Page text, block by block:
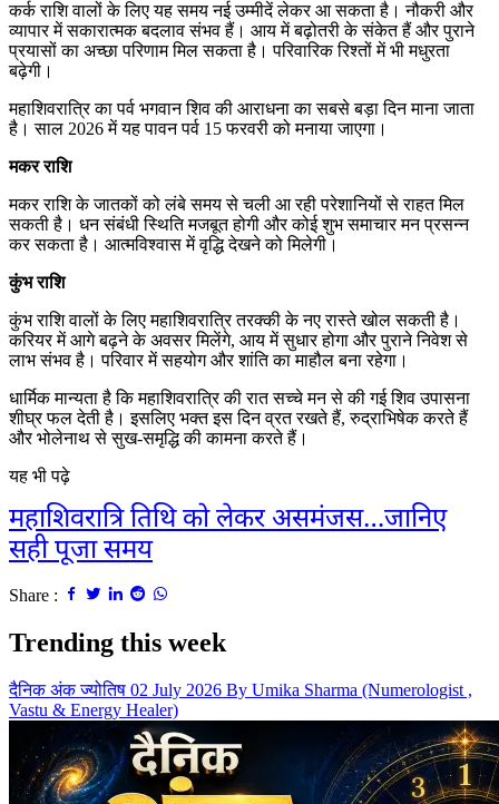
कर्क राशि वालों के लिए यह समय नई उम्मीदें लेकर आ सकता है। नौकरी और
व्यापार में सकारात्मक बदलाव संभव हैं। आय में बढ़ोतरी के संकेत हैं और पुराने
प्रयासों का अच्छा परिणाम मिल सकता है। परिवारिक रिश्तों में भी मधुरता
बढ़ेगी।
महाशिवरात्रि का पर्व भगवान शिव की आराधना का सबसे बड़ा दिन माना जाता
है। साल 2026 में यह पावन पर्व 15 फरवरी को मनाया जाएगा।
मकर राशि
मकर राशि के जातकों को लंबे समय से चली आ रही परेशानियों से राहत मिल
सकती है। धन संबंधी स्थिति मजबूत होगी और कोई शुभ समाचार मन प्रसन्न
कर सकता है। आत्मविश्वास में वृद्धि देखने को मिलेगी।
कुंभ राशि
कुंभ राशि वालों के लिए महाशिवरात्रि तरक्की के नए रास्ते खोल सकती है।
करियर में आगे बढ़ने के अवसर मिलेंगे, आय में सुधार होगा और पुराने निवेश से
लाभ संभव है। परिवार में सहयोग और शांति का माहौल बना रहेगा।
धार्मिक मान्यता है कि महाशिवरात्रि की रात सच्चे मन से की गई शिव उपासना
शीघ्र फल देती है। इसलिए भक्त इस दिन व्रत रखते हैं, रुद्राभिषेक करते हैं
और भोलेनाथ से सुख-समृद्धि की कामना करते हैं।
यह भी पढ़े
महाशिवरात्रि तिथि को लेकर असमंजस…जानिए
सही पूजा समय
Share :
Trending this week
दैनिक अंक ज्योतिष 02 July 2026 By Umika Sharma (Numerologist ,
Vastu & Energy Healer)